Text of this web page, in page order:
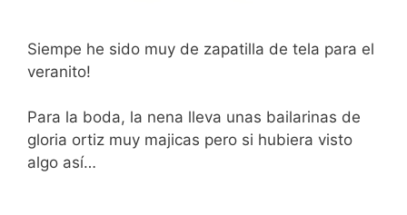
Siempe he sido muy de zapatilla de tela para el
veranito!
Para la boda, la nena lleva unas bailarinas de
gloria ortiz muy majicas pero si hubiera visto
algo así…